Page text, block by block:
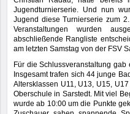
Jugendturnierserie. Und nun
Jugend diese Turnierserie zum
Veranstaltungen wurden
abschließende Rangliste
am letzten Samstag von der FSV
Für die Schlussveranstaltung
Insgesamt trafen sich 44 junge
Altersklassen U11, U13, U15,
Oberschule in Sarstedt. Mit viel
wurde ab 10:00 um die Punkte